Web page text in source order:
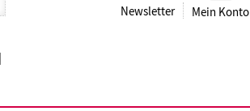
Newsletter
Mein Konto